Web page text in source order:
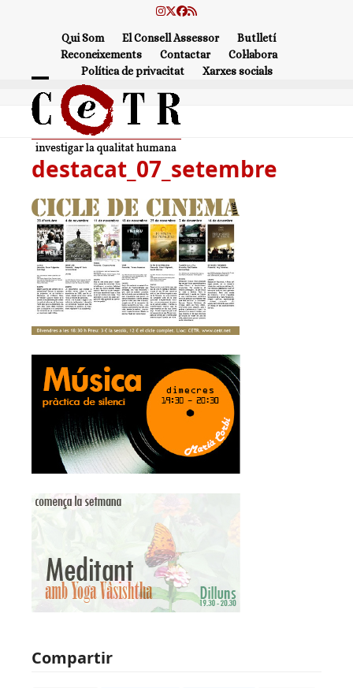
Instagram
Twitter
Facebook
RSS
Qui Som El Consell Assessor
Butlletí
Reconeixements
Contactar
Col·labora
Política de privacitat
Xarxes socials
Open
mobile
menu
Close
mobile
menu
destacat_07_setembre
Compartir